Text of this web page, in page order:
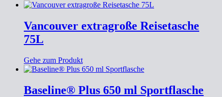
Vancouver extragroße Reisetasche
75L
Gehe zum Produkt
Baseline® Plus 650 ml Sportflasche